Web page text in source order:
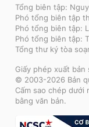
Tổng biên tập:
Phó tổng biên tập
Phó tổng biên tập:
Phó tổng biên tập:
Tổng thư ký tòa
Giấy phép xuất bản
© 2003-2026 Bản
Cấm sao chép
bằng văn bản.